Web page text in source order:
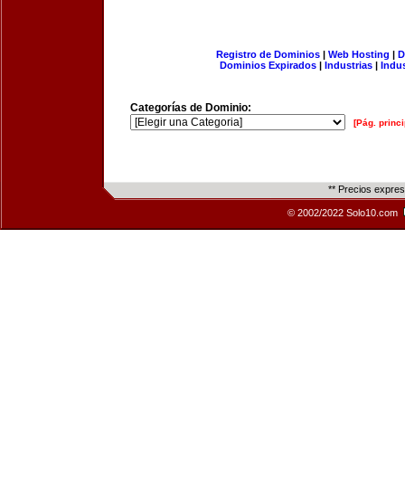
Registro de Dominios| Web Hosting |
Dominios Expirados | Industrias |
Categorías de Dominio:
[Pág.
** Precios
© 2002/2022 Solo10.com